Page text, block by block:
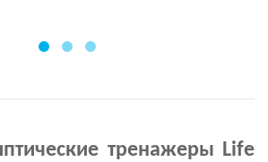
тренажеры Life